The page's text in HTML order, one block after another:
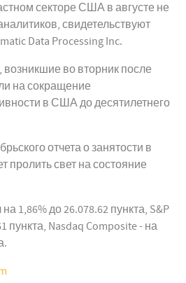
секторе США в августе не
свидетельствуют
Data Processing Inc.
во вторник после
на сокращение
в США до десятилетнего
отчета о занятости в
пролить свет на состояние
1,86% до 26.078.62 пункта, S&P
пункта, Nasdaq Composite - на